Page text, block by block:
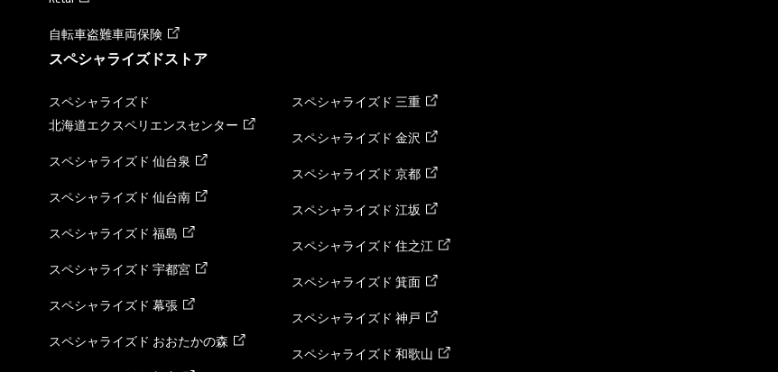
自転車盗難車両保険
スペシャライズドストア
スペシャライズド
北海道エクスペリエンスセンター
スペシャライズド 仙台泉
スペシャライズド 仙台南
スペシャライズド 福島
スペシャライズド 宇都宮
スペシャライズド 幕張
スペシャライズド おおたかの森
スペシャライズド 三重
スペシャライズド 金沢
スペシャライズド 京都
スペシャライズド 江坂
スペシャライズド 住之江
スペシャライズド 箕面
スペシャライズド 神戸
スペシャライズド 和歌山